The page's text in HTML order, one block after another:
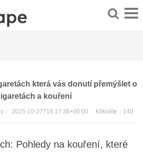
která vás donutí přemýšlet o
a kouření
： 2025-10-27T18:17:36+00:00 Klikněte： 140
Pohledy na kouření, které